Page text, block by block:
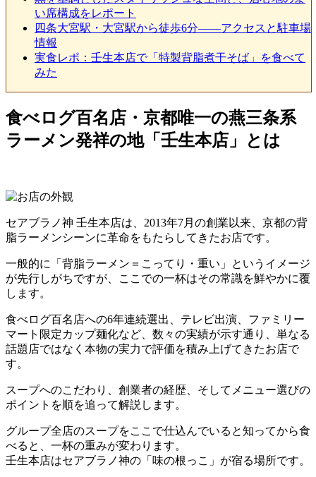
い席構成をレポート
四条大宮駅・大宮駅から徒歩6分——アクセスと駐車場
情報
実食レポ：壬生本店で「特製背脂煮干そば」を食べて
みた
食べログ百名店・京都唯一の燕三条系
ラーメン発祥の地「壬生本店」とは
セアブラノ神 壬生本店は、2013年7月の創業以来、京都の背
脂ラーメンシーンに革命をもたらしてきたお店です。
一般的に「背脂ラーメン＝こってり・重い」というイメージ
が先行しがちですが、ここでの一杯はその常識を鮮やかに覆
します。
食べログ百名店への6年連続選出、テレビ出演、ファミリー
マート限定カップ麺化など、数々の実績が示す通り、単なる
話題店ではなく本物の実力で評価を積み上げてきたお店で
す。
スープへのこだわり、創業者の経歴、そしてメニュー選びの
ポイントを順を追って解説します。
グループ全店のスープをここで仕込んでいると知ってから食
べると、一杯の重みが変わります。
壬生本店はセアブラノ神の「味の根っこ」が宿る場所です。